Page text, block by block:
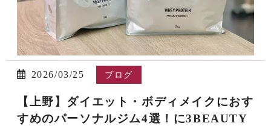
2026/03/25 ブログ
【上野】ダイエット・ボディメイクにおす
すめのパーソナルジム4選！に3BEAUTY